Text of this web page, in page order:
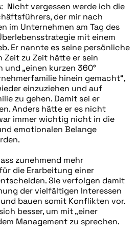
Nicht vergessen werde ich die
der mir nach
im Unternehmen am Tag des
mit einem
Er nannte es seine persönliche
Zeit zu Zeit hätte er sein
und „einen kurzen 360°
hinein gemacht“,
einzuziehen und auf
zu gehen. Damit sei er
Anders hätte er es nicht
immer wichtig nicht in die
emotionalen Belange
zunehmend mehr
die Erarbeitung einer
Sie verfolgen damit
der vielfältigen Interessen
bauen somit Konflikten vor.
besser, um mit „einer
Management zu sprechen.